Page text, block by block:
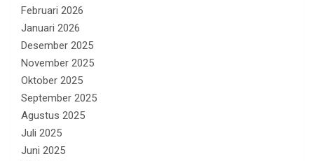
Februari 2026
Januari 2026
Desember 2025
November 2025
Oktober 2025
September 2025
Agustus 2025
Juli 2025
Juni 2025